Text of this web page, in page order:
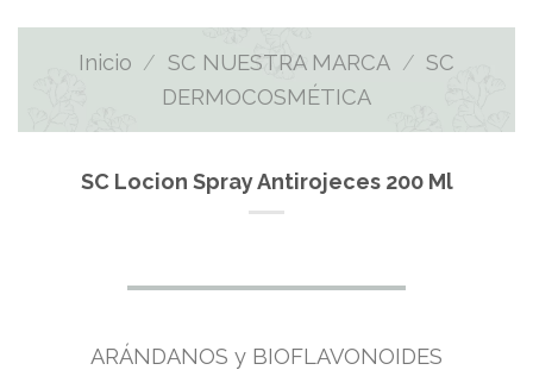
Inicio / SC NUESTRA MARCA / SC
DERMOCOSMÉTICA
SC Locion Spray Antirojeces 200 Ml
ARÁNDANOS y BIOFLAVONOIDES